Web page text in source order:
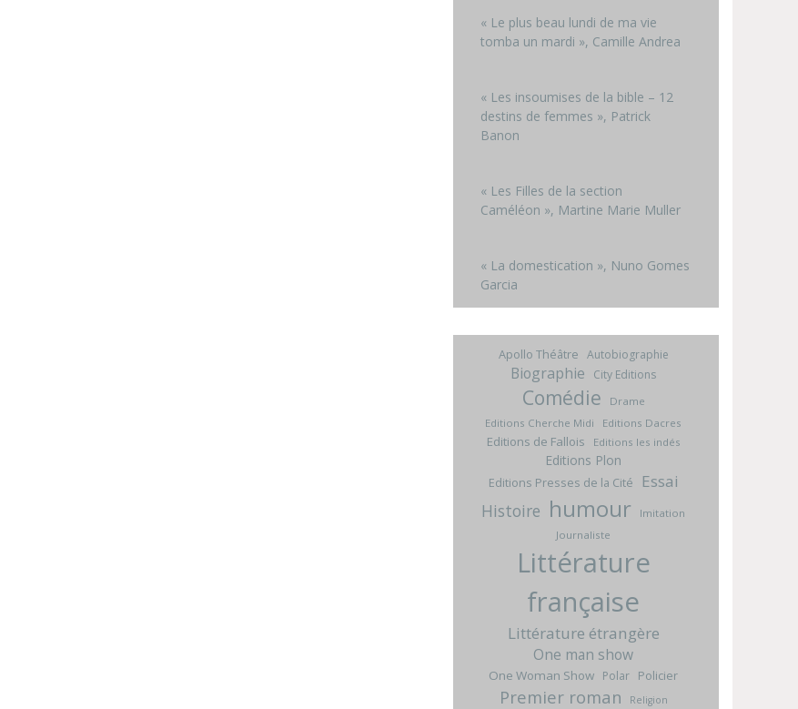
« Le plus beau lundi de ma vie
tomba un mardi », Camille Andrea
« Les insoumises de la bible – 12
destins de femmes », Patrick
Banon
« Les Filles de la section
Caméléon », Martine Marie Muller
« La domestication », Nuno Gomes
Garcia
Apollo Théâtre Autobiographie
Biographie City Editions
Comédie
Drame
Editions Cherche Midi
Editions Dacres
Editions de Fallois Editions les indés
Editions Plon
Editions Presses de la Cité Essai
Histoire humour
Imitation
Journaliste
Littérature
française
Littérature étrangère
One man show
One Woman Show Polar Policier
Premier roman Religion